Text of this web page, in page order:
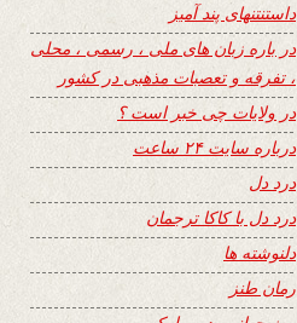
داستنتنهای پند آمیز
در باره زبان های ملی ، رسمی ، محلی
، تفرقه و تعصبات مذهبی در کشور
در ولایات چی خبر است ؟
درباره سایت ۲۴ ساعت
درد دل
درد دل با کاکا ترجمان
دلنوشته ها
رمان طنز